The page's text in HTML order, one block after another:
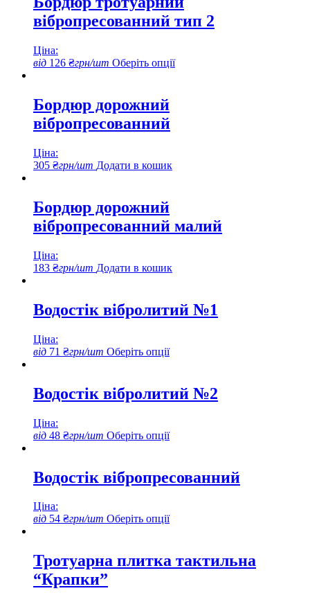
варіантів.
Параметри
на
сторінці
вібропресованний тип 2
Ціна:
від 126 ₴грн/шт Оберіть опціїЦей
Бордюр дорожний
вібропресованний
Ціна:
305 ₴грн/шт Додати в кошик
Бордюр дорожний
вібропресованний малий
Ціна:
183 ₴грн/шт Додати в кошик
Водостік вібролитий №1
Ціна:
від 71 ₴грн/шт Оберіть опціїЦей
кілька
варіантів.
вибрати
товару
Водостік вібролитий №2
Ціна:
від 48 ₴грн/шт Оберіть опціїЦей
варіантів.
вибрати
товару
Водостік вібропресованний
Ціна:
від 54 ₴грн/шт Оберіть опціїЦей
кілька
варіантів.
Тротуарна плитка тактильна
“Крапки”